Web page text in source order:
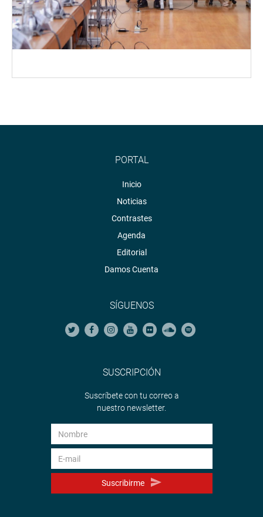
PORTAL
Inicio
Noticias
Contrastes
Agenda
Editorial
Damos Cuenta
SÍGUENOS
SUSCRIPCIÓN
Suscríbete con tu correo a
nuestro newsletter.
Suscribirme